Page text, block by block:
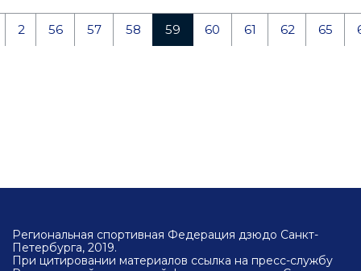
2 56 57 58 59 60 61 62 65
Региональная спортивная Федерация дзюдо Санкт-
Петербурга, 2019.
При цитировании материалов ссылка на пресс-службу